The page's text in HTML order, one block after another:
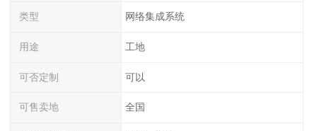
类型 网络集成系统
用途 工地
可否定制 可以
可售卖地 全国